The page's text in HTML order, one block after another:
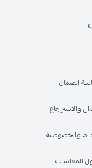
الضمان
والاسترجاع
والخصوصية
المقاسات